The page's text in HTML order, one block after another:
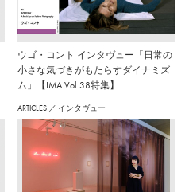
ウゴ・コント インタヴュー「日常の
小さな気づきがもたらすダイナミズ
ム」【IMA Vol.38特集】
ARTICLES ／ インタヴュー